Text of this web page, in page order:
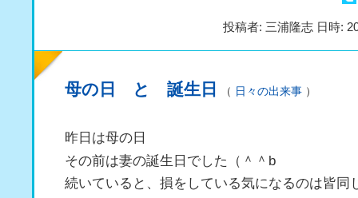
投稿者: 三浦隆志 日時:
母の日 と 誕生日 （ 日々の出来事 ）
昨日は母の日
その前は妻の誕生日でした（＾＾b
続いていると、損をしている気になるのは皆同